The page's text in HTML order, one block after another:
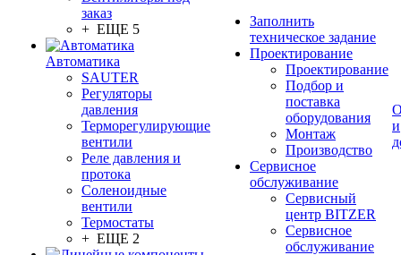
заказ
+ ЕЩЕ 5
Автоматика
SAUTER
Регуляторы
давления
Терморегулирующие
вентили
Реле давления и
протока
Соленоидные
вентили
Термостаты
+ ЕЩЕ 2
Заполнить
техническое задание
Проектирование
Проектирование
Подбор и
поставка
оборудования
Монтаж
Производство
Сервисное
обслуживание
Сервисный
центр BITZER
Сервисное
обслуживание
и